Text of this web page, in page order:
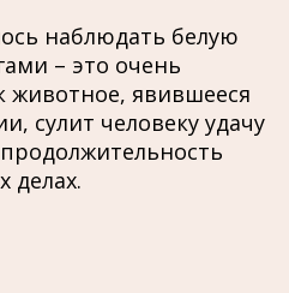
наблюдать белую
– это очень
животное, явившееся
сулит человеку удачу
делах.